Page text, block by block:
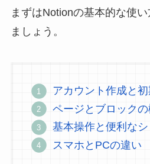
まずはNotionの基本的な使
ましょう。
アカウント作成と
ページとブロック
基本操作と便利な
スマホとPCの違い